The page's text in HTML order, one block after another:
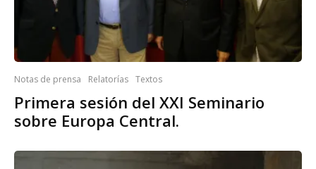
Notas de prensa Relatorías Textos
Primera sesión del XXI Seminario
sobre Europa Central.